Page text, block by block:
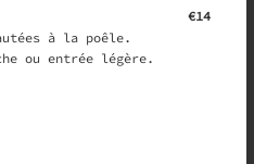
à la poêle.
ou entrée légère.
€14